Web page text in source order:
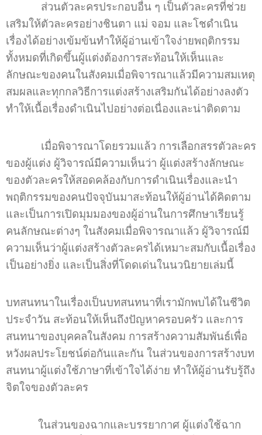
ส่วนตัวละครประกอบอื่น ๆ เป็นตัวละครที่ช่วย
เสริมให้ตัวละครอย่างชินตา แม่ จอม และโชดำเนิน
เรื่องได้อย่างเข้มข้นทำให้ผู้อ่านเข้าใจง่ายพฤติกรรม
ทั้งหมดที่เกิดขึ้นผู้แต่งต้องการสะท้อนให้เห็นและ
ลักษณะของคนในสังคมเมื่อพิจารณาแล้วมีความสมเหตุ
สมผลและทุกกลวิธีการแต่งสร้างเสริมกันได้อย่างลงตัว
ทำให้เนื้อเรื่องดำเนินไปอย่างต่อเนื่องและน่าติดตาม
เมื่อพิจารณาโดยรวมแล้ว การเลือกสรรตัวละคร
ของผู้แต่ง ผู้วิจารณ์มีความเห็นว่า ผู้แต่งสร้างลักษณะ
ของตัวละครให้สอดคล้องกับการดำเนินเรื่องและนำ
พฤติกรรมของคนปัจจุบันมาสะท้อนให้ผู้อ่านได้คิดตาม
และเป็นการเปิดมุมมองของผู้อ่านในการศึกษาเรียนรู้
คนลักษณะต่างๆ ในสังคมเมื่อพิจารณาแล้ว ผู้วิจารณ์มี
ความเห็นว่าผู้แต่งสร้างตัวละครได้เหมาะสมกับเนื้อเรื่อง
เป็นอย่างยิ่ง และเป็นสิ่งที่โดดเด่นในนวนิยายเล่มนี้
บทสนทนาในเรื่องเป็นบทสนทนาที่เรามักพบได้ในชีวิต
ประจำวัน สะท้อนให้เห็นถึงปัญหาครอบครัว และการ
สนทนาของบุคคลในสังคม การสร้างความสัมพันธ์เพื่อ
หวังผลประโยชน์ต่อกันและกัน ในส่วนของการสร้างบท
สนทนาผู้แต่งใช้ภาษาที่เข้าใจได้ง่าย ทำให้ผู้อ่านรับรู้ถึง
จิตใจของตัวละคร
ในส่วนของฉากและบรรยากาศ ผู้แต่งใช้ฉาก